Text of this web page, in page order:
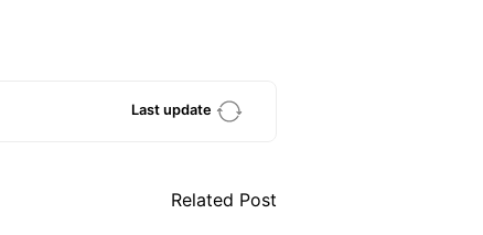
Last update
Related Post